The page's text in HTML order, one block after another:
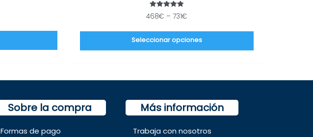
Valorado
con
de 5
468€ – 731€
Seleccionar opciones
producto
Sobre la compra
Formas de pago
Más información
Trabaja con nosotros